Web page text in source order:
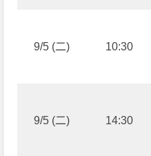
9/5 (二) 10:30
9/5 (二) 14:30